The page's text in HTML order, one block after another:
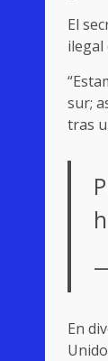
El
ilegal
sur;
tras
En